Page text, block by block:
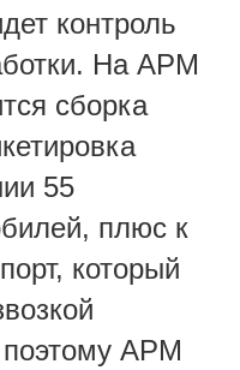
контроль
На АРМ
сборка
55
плюс к
который
поэтому АРМ